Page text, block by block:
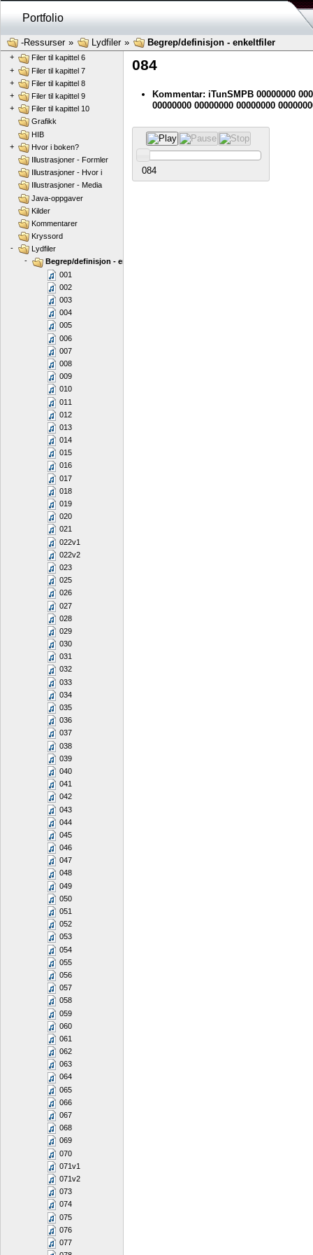
Portfolio
-Ressurser» Lydfiler» Begrep/definisjon - enkeltfiler
084
Kommentar: iTunSMPB 00000000
00000000 00000000 00000000
084
Filer til kapittel 3
+
Filer til kapittel 5
+
Filer til kapittel 6
+
Filer til kapittel 7
+
Filer til kapittel 8
+
Filer til kapittel 9
+
Filer til kapittel 10
Grafikk
HIB
+
Hvor i boken?
Illustrasjoner - Formler
Illustrasjoner - Hvor i
Illustrasjoner - Media
Java-oppgaver
Kilder
Kommentarer
Kryssord
-
Lydfiler
-
Begrep/definisjon - enkeltfiler
001
002
003
004
005
006
007
008
009
010
011
012
013
014
015
016
017
018
019
020
021
022v1
022v2
023
025
026
027
028
029
030
031
032
033
034
035
036
037
038
039
040
041
042
043
044
045
046
047
048
049
050
051
052
053
054
055
056
057
058
059
060
061
062
063
064
065
066
067
068
069
070
071v1
071v2
073
074
075
076
077